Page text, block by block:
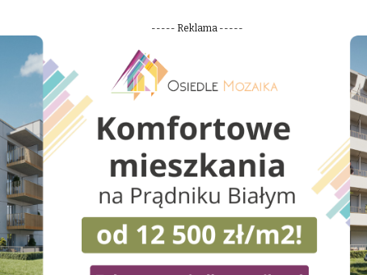
----- Reklama -----